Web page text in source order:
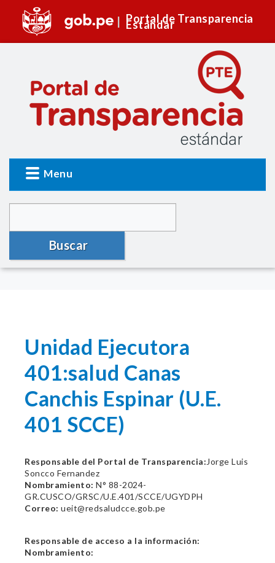
Portal de Transparencia
Estándar
Menu
Buscar
Unidad Ejecutora
401:salud Canas
Canchis Espinar (U.E.
401 SCCE)
Responsable del Portal de Transparencia: Jorge Luis
Soncco Fernandez
Nombramiento: N° 88-2024-
GR.CUSCO/GRSC/U.E.401/SCCE/UGYDPH
Correo: ueit@redsaludcce.gob.pe
Responsable de acceso a la información:
Nombramiento: